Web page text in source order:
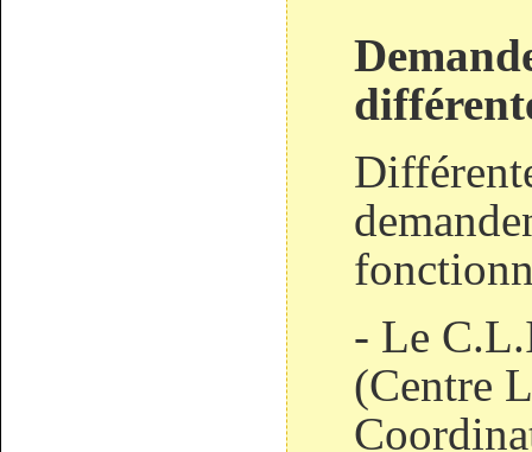
- Le
(Centre